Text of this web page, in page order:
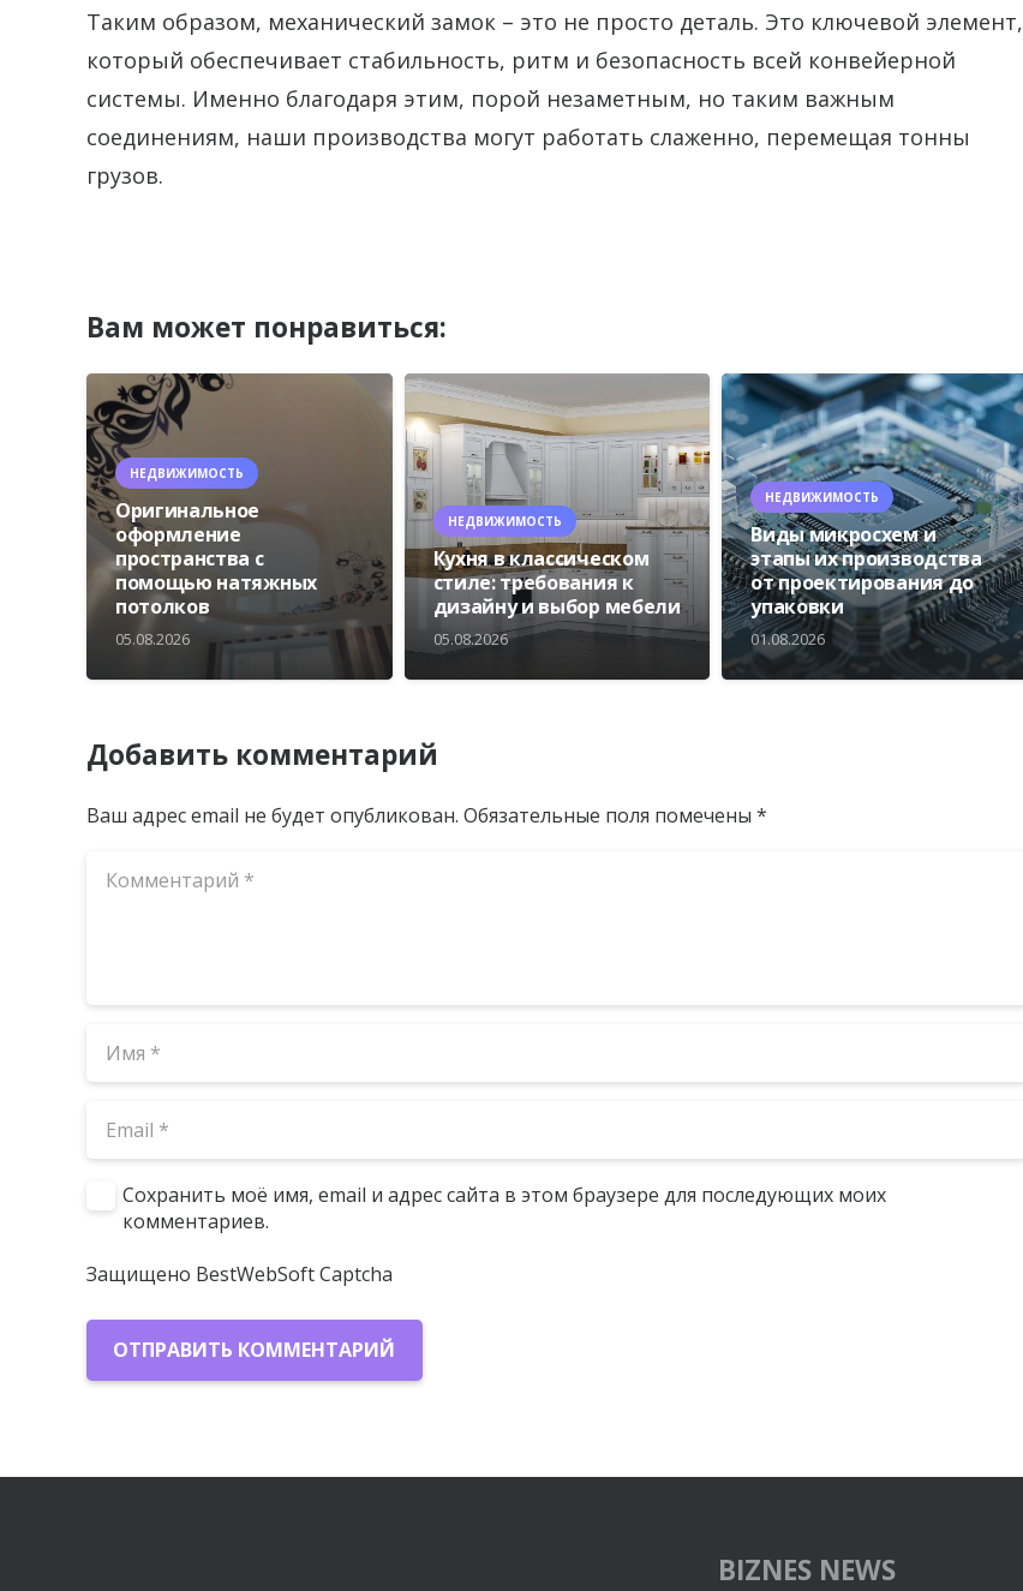
Таким образом, механический замок – это не просто деталь. Это ключевой элемент,
который обеспечивает стабильность, ритм и безопасность всей конвейерной
системы. Именно благодаря этим, порой незаметным, но таким важным
соединениям, наши производства могут работать слаженно, перемещая тонны
грузов.
Вам может понравиться:
НЕДВИЖИМОСТЬ
Оригинальное
оформление
пространства с
помощью натяжных
потолков
05.08.2026
НЕДВИЖИМОСТЬ
Кухня в классическом
стиле: требования к
дизайну и выбор мебели
05.08.2026
НЕДВИЖИМОСТЬ
Виды микросхем и
этапы их производства
от проектирования до
упаковки
01.08.2026
Добавить комментарий
Ваш адрес email не будет опубликован. Обязательные поля помечены *
Сохранить моё имя, email и адрес сайта в этом браузере для последующих моих
комментариев.
Защищено BestWebSoft Captcha
ОТПРАВИТЬ КОММЕНТАРИЙ
BIZNES NEWS